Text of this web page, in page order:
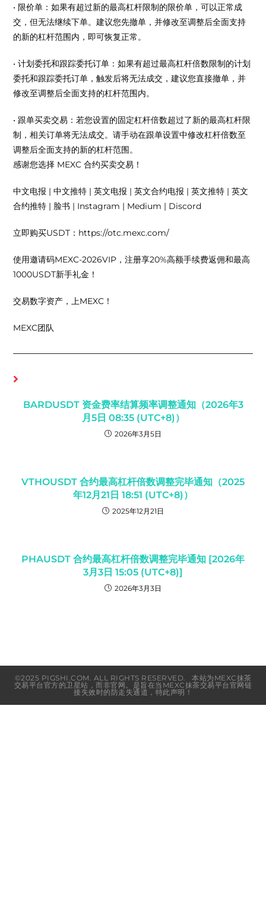
• 限价单：如果有超过新的最高杠杆限制的限价单，可以正常成
交，但无法继续下单。建议您先撤单，并修改至调整后全面支持
的新的杠杆范围内，即可恢复正常。
• 计划委托和跟踪委托订单：如果有超过最高杠杆倍数限制的计划
委托和跟踪委托订单，触发后将无法成交，建议您直接撤单，并
修改至调整后全面支持的杠杆范围内。
• 跟单买卖交易：若您设置的固定杠杆倍数超过了新的最高杠杆限
制，相关订单将无法成交。请手动在跟单设置中修改杠杆倍数至
调整后全面支持的新的杠杆范围。
感谢您选择 MEXC 合约买卖交易！
中文电报 | 中文推特 | 英文电报 | 英文合约电报 | 英文推特 | 英文
合约推特 | 脸书 | Instagram | Medium | Discord
立即购买USDT：https://otc.mexc.com/
使用邀请码MEXC-2026VIP，注册享20%高额手续费返佣和最高
1000USDT新手礼金！
交易数字资产，上MEXC！
MEXC团队
BARDUSDT 资金费率结算频率调整通知（2026年3
月5日 08:35 (UTC+8)）
2026年3月5日
VTHOUSDT 合约最高杠杆倍数调整完毕通知（2025
年12月21日 18:51 (UTC+8)）
2025年12月21日
PHAUSDT 合约最高杠杆倍数调整完毕通知 [2026年
3月3日 15:05 (UTC+8)]
2026年3月3日
©2025 PIGSHI.COM. ALL RIGHTS RESERVED. 本站为MEXC抹茶
交易平台官方的卫星站，而非官网。是旨在当MEXC抹茶交易平台官网链
接失效时的防走失通道，特此声明！